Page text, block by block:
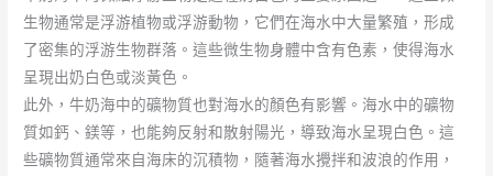
生物通常是浮游植物或浮游動物，它們在海水中大量繁殖，形成
了密集的浮游生物群落。這些微生物身體中含有色素，使得海水
呈現出奶白色或淡黃色。
此外，牛奶海中的礦物質也對海水的顏色有影響。海水中的礦物
質如鈣、鎂等，也能夠反射和散射陽光，導致海水呈現白色。這
些礦物質通常來自海床的沉積物，隨著海水攪拌和波浪的作用，